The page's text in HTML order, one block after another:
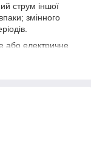
струм іншої
змінного
або електричне
істотній зміні